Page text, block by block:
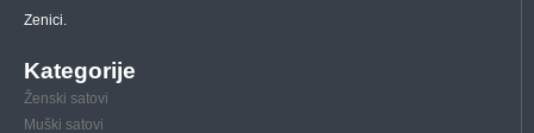
Zenici.
Kategorije
Ženski satovi
Muški satovi